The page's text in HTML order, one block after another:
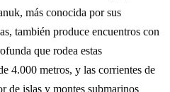
más conocida por sus
también produce encuentros con
que rodea estas
4.000 metros, y las corrientes de
de islas y montes submarinos